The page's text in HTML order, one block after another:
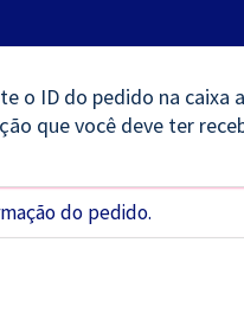
o ID do pedido na
que você deve ter